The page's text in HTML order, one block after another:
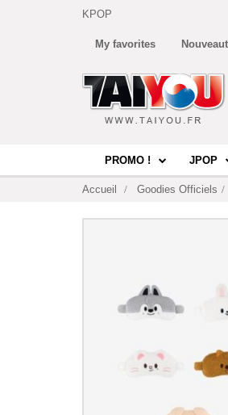
KPOP
My favorites
PROMO ! JPOP
Accueil Goodies Officiels